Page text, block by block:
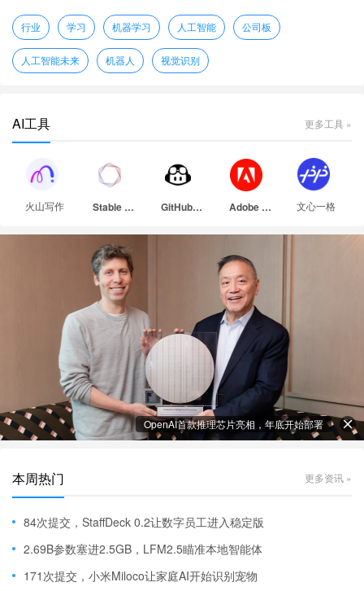
行业 学习 机器学习 人工智能 公司板
人工智能未来 机器人 视觉识别
AI工具 更多工具 »
火山写作 Stable Diffusion GitHub Copilot Adobe Firefly 文心一格
OpenAI首款推理芯片亮相，年底开始部署
本周热门 更多资讯 »
84次提交，StaffDeck 0.2让数字员工进入稳定版
2.69B参数塞进2.5GB，LFM2.5瞄准本地智能体
171次提交，小米Miloco让家庭AI开始识别宠物